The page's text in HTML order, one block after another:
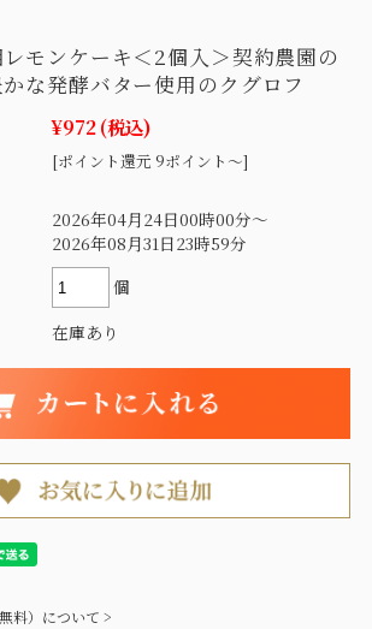
レモンケーキ＜2個入＞契約農園の
な発酵バター使用のクグロフ
¥972 (税込)
[ポイント還元 9ポイント～]
2026年04月24日00時00分～
2026年08月31日23時59分
個
在庫あり
料）について >